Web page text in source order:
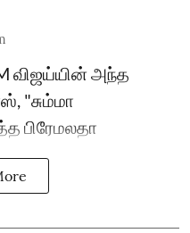
விஜய்யின் அந்த
"சும்மா
பிரேமலதா